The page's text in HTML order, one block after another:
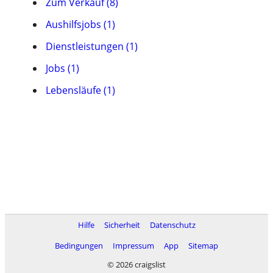
Aushilfsjobs (1)
Dienstleistungen (1)
Jobs (1)
Lebensläufe (1)
Hilfe Sicherheit
Datenschutz
Bedingungen
Impressum App
Sitemap
© 2026 craigslist